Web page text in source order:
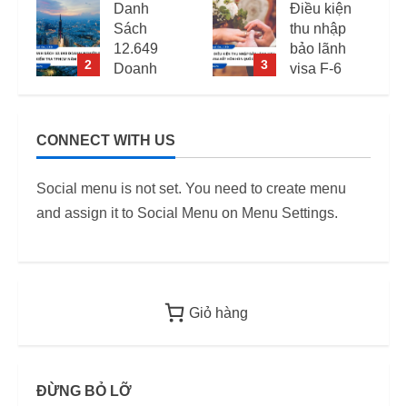
2
Danh
Sách
12.649
Doanh
ANTT Tại
Năm 2026
3
Điều kiện
thu nhập
bảo lãnh
visa F-6
từ 2026
CONNECT WITH US
Social menu is not set. You need to create menu
and assign it to Social Menu on Menu Settings.
Giỏ hàng
ĐỪNG BỎ LỠ